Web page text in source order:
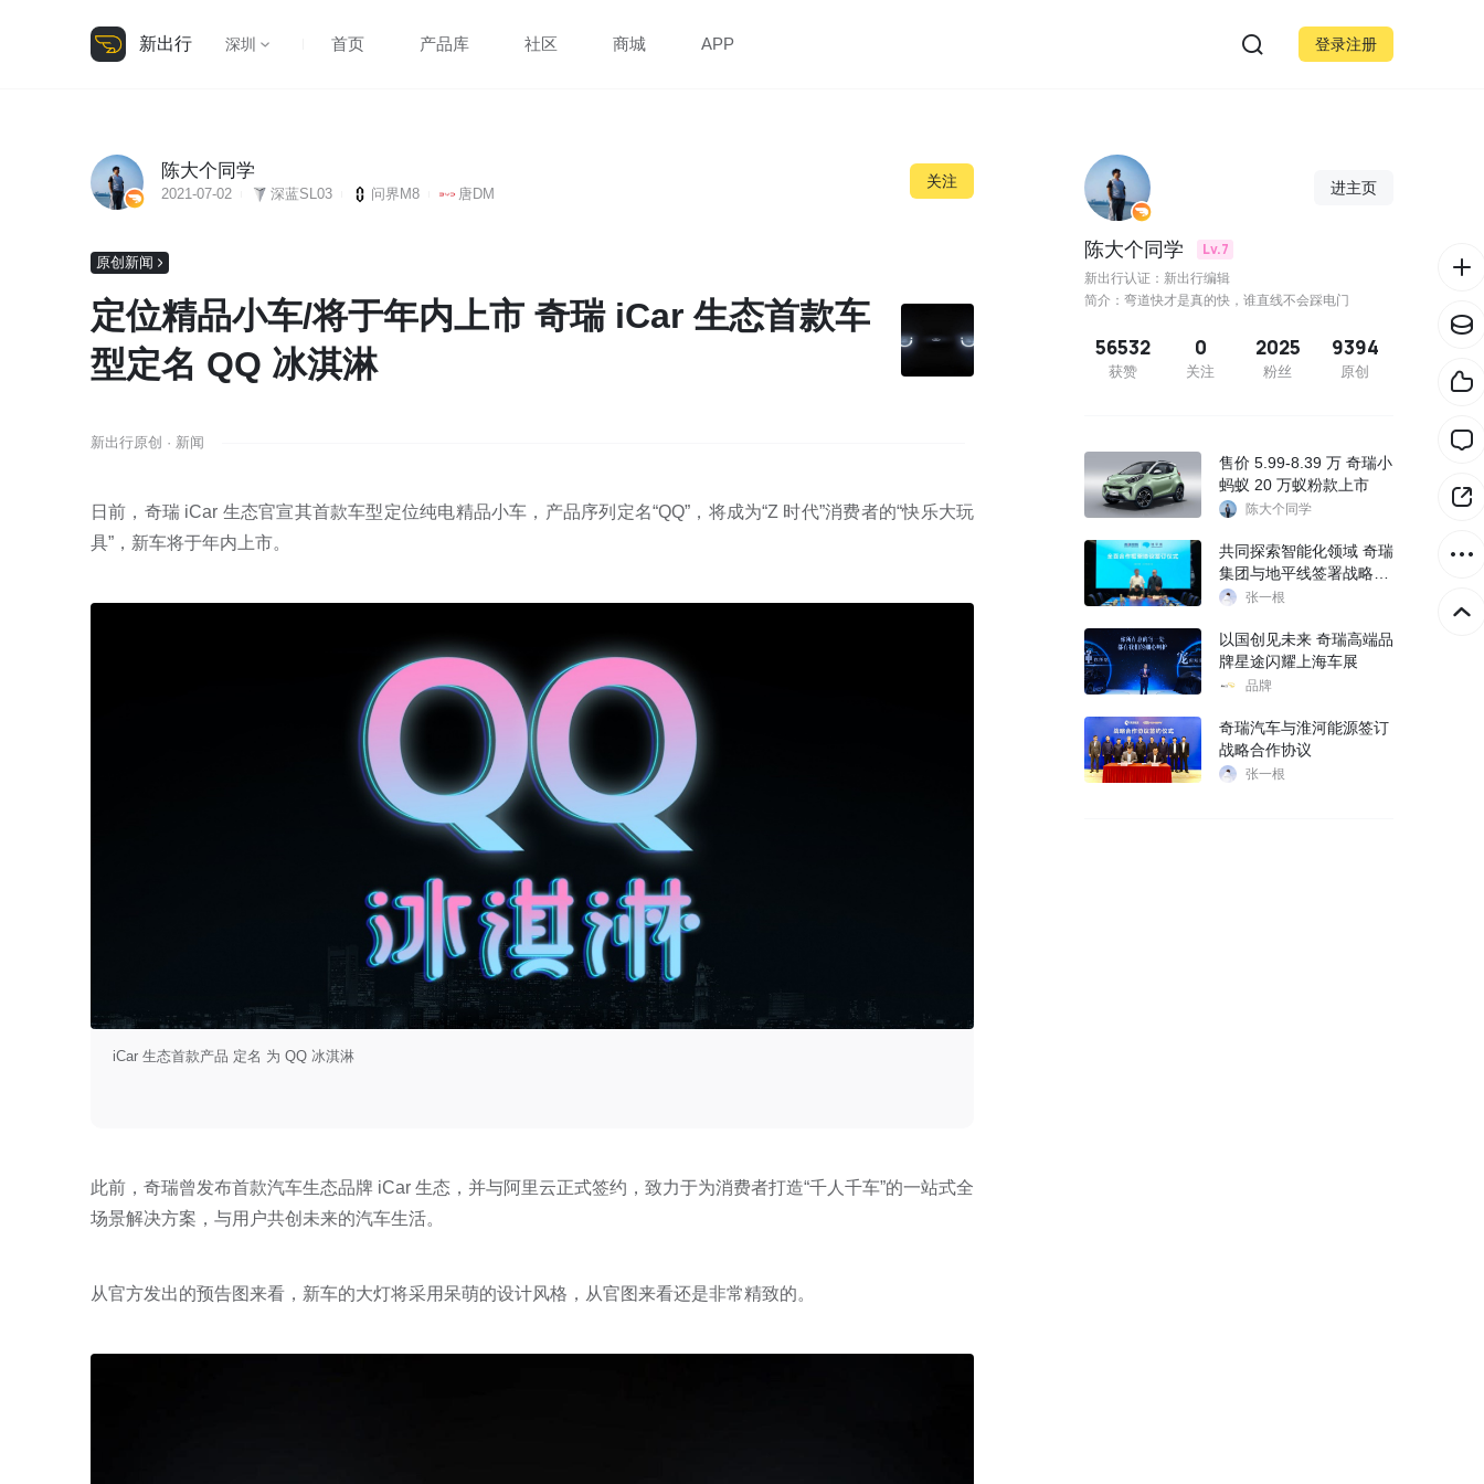
新出行 深圳 首页 产品库 社区 商城 APP 登录注册
陈大个同学
2021-07-02 深蓝SL03 问界M8 唐DM
关注
原创新闻
定位精品小车/将于年内上市 奇瑞 iCar 生态首款车
型定名 QQ 冰淇淋
新出行原创 · 新闻
日前，奇瑞 iCar 生态官宣其首款车型定位纯电精品小车，产品序列定名“QQ”，将成为“Z 时代”消费者的“快乐大玩
具”，新车将于年内上市。
iCar 生态首款产品 定名 为 QQ 冰淇淋
此前，奇瑞曾发布首款汽车生态品牌 iCar 生态，并与阿里云正式签约，致力于为消费者打造“千人千车”的一站式全
场景解决方案，与用户共创未来的汽车生活。
从官方发出的预告图来看，新车的大灯将采用呆萌的设计风格，从官图来看还是非常精致的。
进主页
陈大个同学 Lv.7
新出行认证：新出行编辑
简介：弯道快才是真的快，谁直线不会踩电门
56532
获赞
0
关注
2025
粉丝
9394
原创
售价 5.99-8.39 万 奇瑞小
蚂蚁 20 万蚁粉款上市
陈大个同学
共同探索智能化领域 奇瑞
集团与地平线签署战略合
作协议张一根
以国创见未来 奇瑞高端品
牌星途闪耀上海车展
品牌
奇瑞汽车与淮河能源签订
战略合作协议
张一根